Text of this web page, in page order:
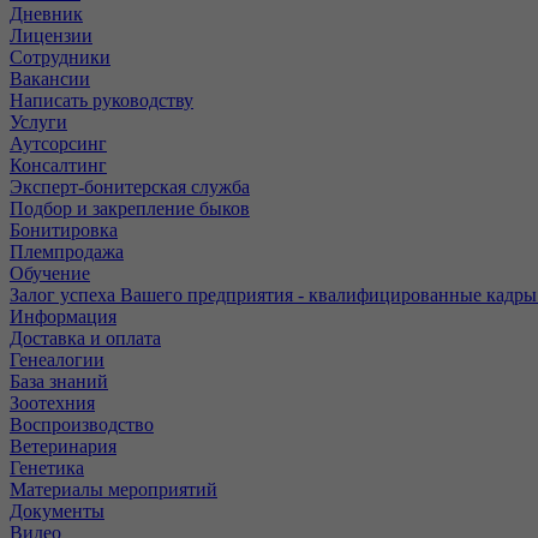
Дневник
Лицензии
Сотрудники
Вакансии
Написать руководству
Услуги
Аутсорсинг
Консалтинг
Эксперт-бонитерская служба
Подбор и закрепление быков
Бонитировка
Племпродажа
Обучение
Залог успеха Вашего предприятия - квалифицированные
Информация
Доставка и оплата
Генеалогии
База знаний
Зоотехния
Воспроизводство
Ветеринария
Генетика
Материалы мероприятий
Документы
Видео